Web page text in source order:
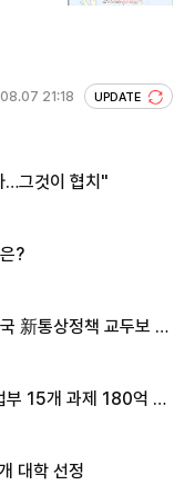
08.07 21:18 UPDATE
…그것이 협치"
?
新통상정책 교두보 활
부 15개 과제 180억 지
대학 선정